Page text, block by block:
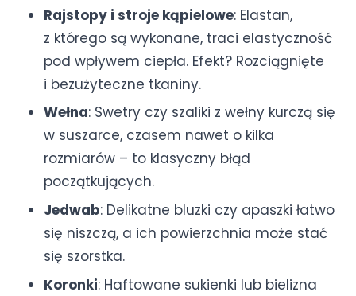
Rajstopy i stroje kąpielowe: Elastan,
z którego są wykonane, traci elastyczność
pod wpływem ciepła. Efekt? Rozciągnięte
i bezużyteczne tkaniny.
Wełna: Swetry czy szaliki z wełny kurczą się
w suszarce, czasem nawet o kilka
rozmiarów – to klasyczny błąd
początkujących.
Jedwab: Delikatne bluzki czy apaszki łatwo
się niszczą, a ich powierzchnia może stać
się szorstka.
Koronki: Haftowane sukienki lub bielizna